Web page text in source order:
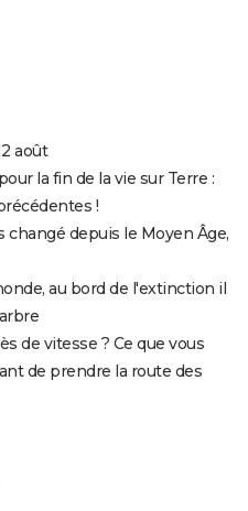
août
la fin de la vie sur Terre :
!
changé depuis le Moyen Âge,
au bord de l'extinction il
de vitesse ? Ce que vous
de prendre la route des